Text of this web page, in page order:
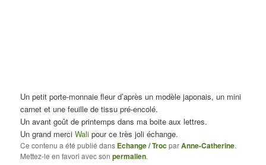
Un petit porte-monnaie fleur d’après un modèle japonais, un mini
carnet et une feuille de tissu pré-encolé.
Un avant goût de printemps dans ma boite aux lettres.
Un grand merciWali pour ce très joli échange.
Ce contenu a été publié dans Echange / TrocparAnne-Catherine.
Mettez-le en favori avec sonpermalien.